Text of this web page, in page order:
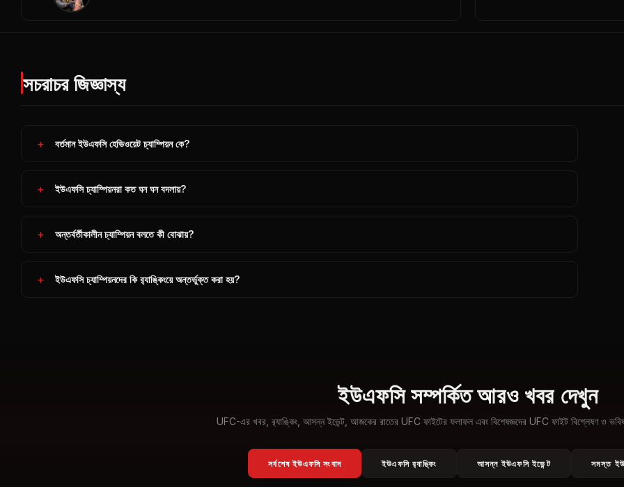
সচরাচর জিজ্ঞাস্য
বর্তমান ইউএফসি হেভিওয়েট চ্যাম্পিয়ন কে?
ইউএফসি চ্যাম্পিয়নরা কত ঘন ঘন বদলায়?
অন্তর্বর্তীকালীন চ্যাম্পিয়ন বলতে কী বোঝায়?
ইউএফসি চ্যাম্পিয়নদের কি র‍্যাঙ্কিংয়ে অন্তর্ভুক্ত করা হয়?
ইউএফসি সম্পর্কিত আরও খবর দেখুন
UFC-এর খবর, র‍্যাঙ্কিং, আসন্ন ইভেন্ট, আজকের রাতের UFC ফাইটের ফলাফল এবং বিশেষজ্ঞদের UFC ফাইট বিশ্লেষণ ও
সর্বশেষ ইউএফসি সংবাদ ইউএফসি র‍্যাঙ্কিং আসন্ন ইউএফসি ইভেন্ট সমস্ত